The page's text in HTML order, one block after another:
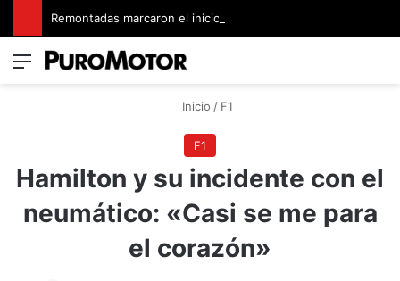
Menú
Inicio / F1
F1
Hamilton y su incidente con el
neumático: «Casi se me para
el corazón»